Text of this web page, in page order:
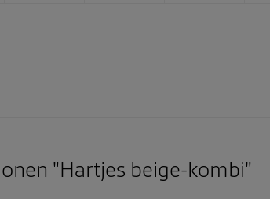
"Hartjes beige-kombi"